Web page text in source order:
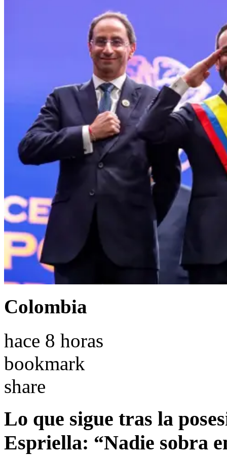
Colombia
hace 8 horas
bookmark
share
Lo que sigue tras la
Espriella: “Nadie sobra